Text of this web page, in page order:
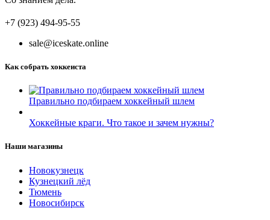
+7 (923) 494-95-55
sale@iceskate.online
Как собрать хоккеиста
Правильно подбираем хоккейный шлем
Хоккейные краги. Что такое и зачем нужны?
Наши магазины
Новокузнецк
Кузнецкий лёд
Тюмень
Новосибирск